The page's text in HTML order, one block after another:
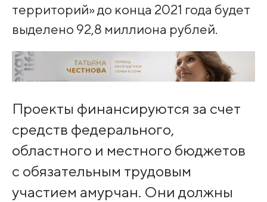
территорий» до конца 2021 года будет
выделено 92,8 миллиона рублей.
Проекты финансируются за счет
средств федерального,
областного и местного бюджетов
с обязательным трудовым
участием амурчан. Они должны